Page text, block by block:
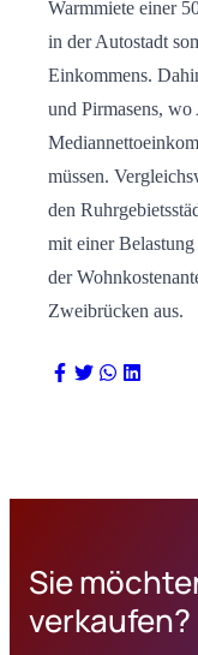
Warmmiete einer
in der Autostadt
Einkommens.
und Pirmasens,
müssen.
den
mit einer
der
Zweibrücken aus.
Sie
verkaufen?